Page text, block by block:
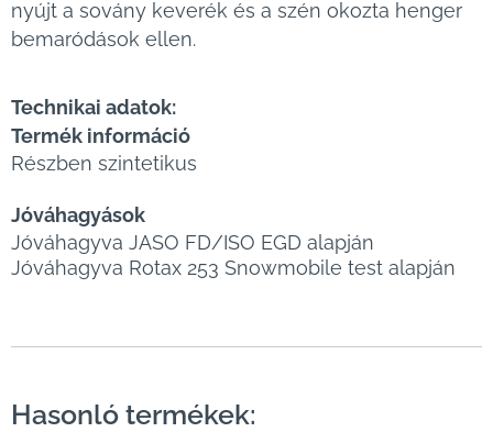
nyújt a sovány keverék és a szén okozta henger
bemaródások ellen.
Technikai adatok:
Termék információ
Részben szintetikus
Jóváhagyások
Jóváhagyva JASO FD/ISO EGD alapján
Jóváhagyva Rotax 253 Snowmobile test alapján
Hasonló termékek: